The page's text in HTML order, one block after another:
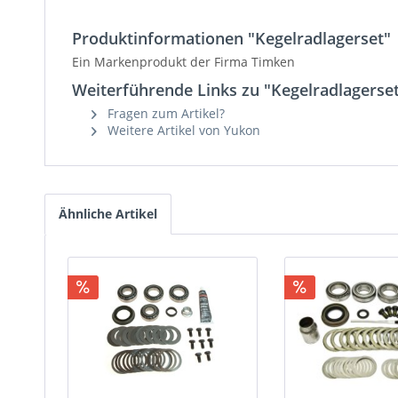
Produktinformationen "Kegelradlagerset"
Ein Markenprodukt der Firma Timken
Weiterführende Links zu
Fragen zum Artikel?
Weitere Artikel von Yukon
Ähnliche Artikel